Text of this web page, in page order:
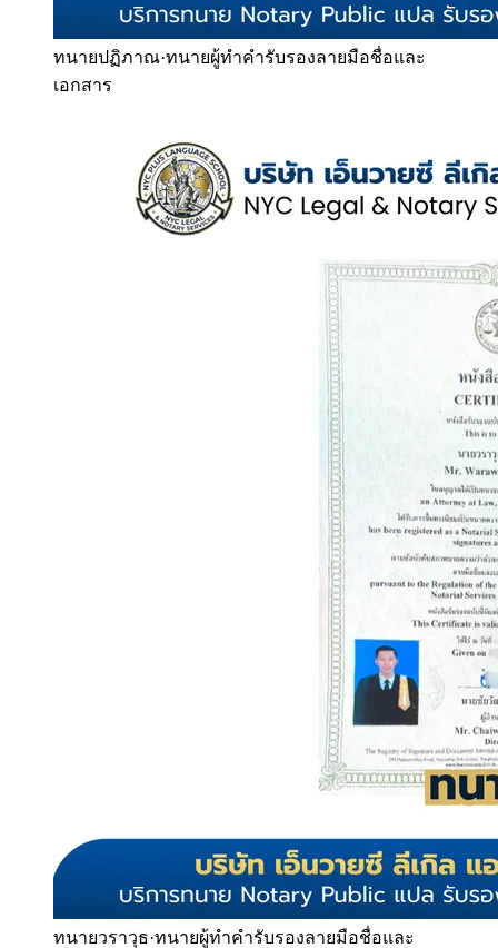
ทนายปฏิภาณ·ทนายผู้ทำคำรับรองลายมือชื่อและ
เอกสาร
ทนายวราวุธ·ทนายผู้ทำคำรับรองลายมือชื่อและ